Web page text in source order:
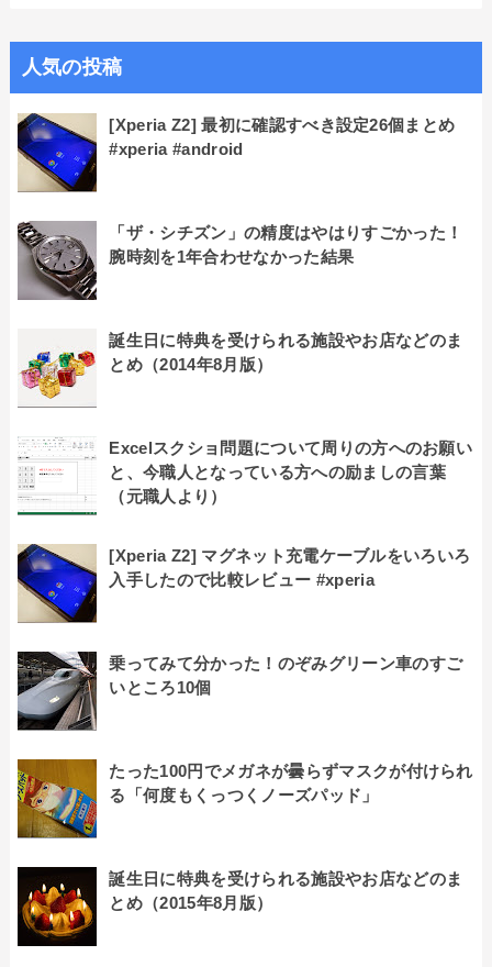
人気の投稿
[Xperia Z2] 最初に確認すべき設定26個まとめ
#xperia #android
「ザ・シチズン」の精度はやはりすごかった！
腕時刻を1年合わせなかった結果
誕生日に特典を受けられる施設やお店などのま
とめ（2014年8月版）
Excelスクショ問題について周りの方へのお願い
と、今職人となっている方への励ましの言葉
（元職人より）
[Xperia Z2] マグネット充電ケーブルをいろいろ
入手したので比較レビュー #xperia
乗ってみて分かった！のぞみグリーン車のすご
いところ10個
たった100円でメガネが曇らずマスクが付けられ
る「何度もくっつくノーズパッド」
誕生日に特典を受けられる施設やお店などのま
とめ（2015年8月版）